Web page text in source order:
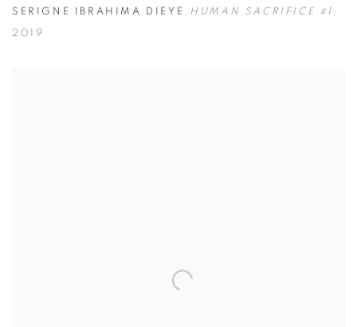
SERIGNE IBRAHIMA DIEYE , HUMAN SACRIFICE #1 ,
2019